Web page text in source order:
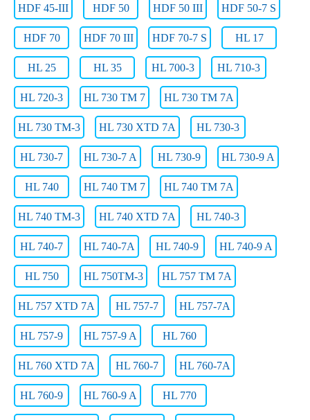
HDF 45-III HDF 50 HDF 50 III HDF 50-7 S
HDF 70 HDF 70 III HDF 70-7 S HL 17
HL 25 HL 35 HL 700-3 HL 710-3
HL 720-3 HL 730 TM 7 HL 730 TM 7A
HL 730 TM-3 HL 730 XTD 7A HL 730-3
HL 730-7 HL 730-7 A HL 730-9 HL 730-9 A
HL 740 HL 740 TM 7 HL 740 TM 7A
HL 740 TM-3 HL 740 XTD 7A HL 740-3
HL 740-7 HL 740-7A HL 740-9 HL 740-9 A
HL 750 HL 750TM-3 HL 757 TM 7A
HL 757 XTD 7A HL 757-7 HL 757-7A
HL 757-9 HL 757-9 A HL 760
HL 760 XTD 7A HL 760-7 HL 760-7A
HL 760-9 HL 760-9 A HL 770